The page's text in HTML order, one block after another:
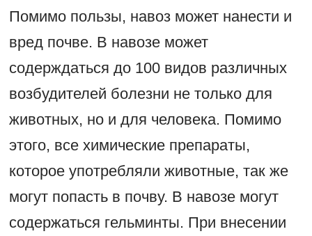
Помимо пользы, навоз может нанести и
вред почве. В навозе может
содерждаться до 100 видов различных
возбудителей болезни не только для
животных, но и для человека. Помимо
этого, все химические препараты,
которое употребляли животные, так же
могут попасть в почву. В навозе могут
содержаться гельминты. При внесении